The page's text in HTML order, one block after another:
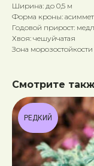
Ширина: до 0,5 м
Форма кроны:
Годовой прирост:
Хвоя: чешуйчатая
Зона морозостойкости
Смотрите
РЕДКИЙ